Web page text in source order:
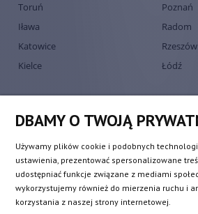
Toruń
Iława
Katowice
Kielce
Poznań
Radom
Rzeszów
Łódź
DBAMY O TWOJĄ
Używamy plików cookie i podobnych
ustawienia, prezentować spersonalizowane
udostępniać funkcje związane z mediami
wykorzystujemy również do mierzenia ruchu i
korzystania z naszej strony internetowej.